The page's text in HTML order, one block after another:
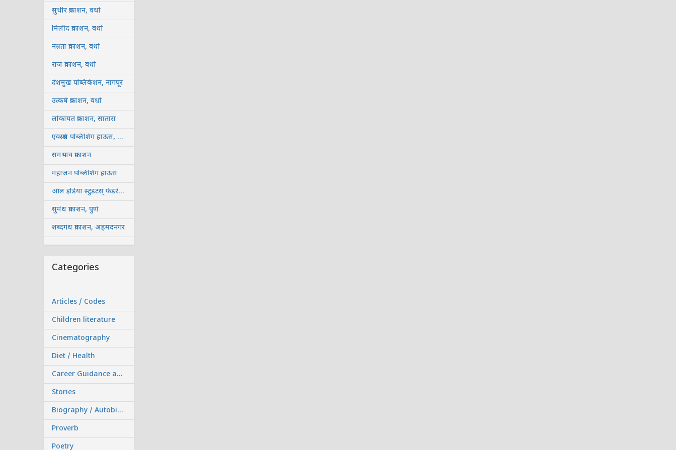
सुधीर प्रकाशन, वर्धा
मिलींद प्रकाशन, वर्धा
नम्रता प्रकाशन, वर्धा
राज प्रकाशन, वर्धा
देशमुख पब्लिकेशन, नागपूर
उत्कर्ष प्रकाशन, वर्धा
लोकायत प्रकाशन, सातारा
एक्स्प्रेस पब्लिशिंग हाऊस, कोल्हापूर
समभाव प्रकाशन
महाजन पब्लिशिंग हाऊस
ऑल इंडिया स्टुडंटस् फेडरेशन, कोल्हापूर
सुमेध प्रकाशन, पुणे
शब्दगंध प्रकाशन, अहमदनगर
Categories
Articles / Codes
Children literature
Cinematography
Diet / Health
Career Guidance and Competitive Exam
Stories
Biography / Autobiography
Proverb
Poetry